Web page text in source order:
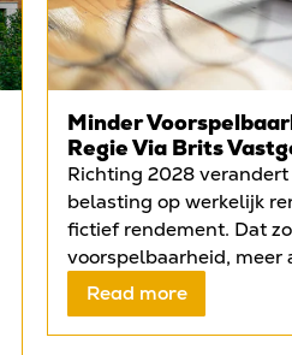
Minder
Regie Via Brits
Richting 2028
belasting op werkelijk
fictief rendement. Dat
voorspelbaarheid, meer
complexiteit en
belastingdruk.
vastgoedbeleggers te
Read more